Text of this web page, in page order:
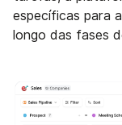
específicas para
longo das fases